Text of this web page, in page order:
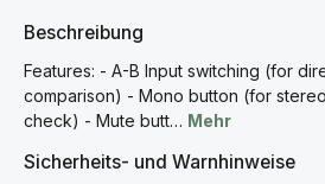
Beschreibung
Features: - A-B Input switching (for
comparison) - Mono button (for
check) - Mute butt… Mehr
Sicherheits- und Warnhinweise